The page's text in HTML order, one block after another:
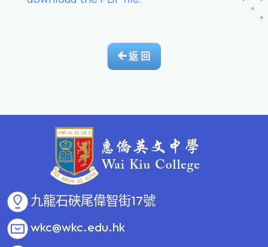
返 回
九龍石硤尾偉智街17號
wkc@wkc.edu.hk